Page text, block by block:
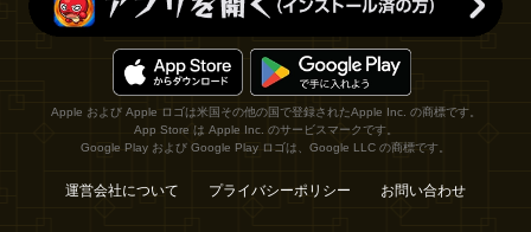
Apple および Apple ロゴは米国その他の国で登録されたApple Inc. の商標です。
App Store は Apple Inc. のサービスマークです。
Google Play および Google Play ロゴは、Google LLC の商標です。
運営会社について プライバシーポリシー お問い合わせ